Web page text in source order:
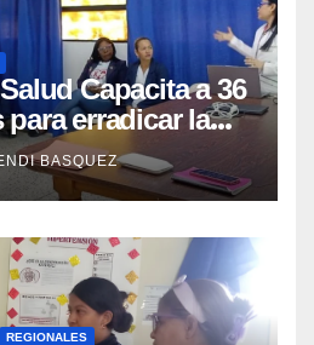
Capacita a 36
erradicar la
Yaracuy
BASQUEZ
REGIONALES